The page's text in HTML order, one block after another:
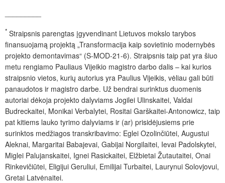
* Straipsnis parengtas įgyvendinant Lietuvos mokslo tarybos
finansuojamą projektą „Transformacija kaip sovietinio modernybės
projekto demontavimas“ (S-MOD-21-6). Straipsnis taip pat yra šiuo
metu rengiamo Pauliaus Vijeikio magistro darbo dalis – kai kurios
straipsnio vietos, kurių autorius yra Paulius Vijeikis, vėliau gali būti
panaudotos ir magistro darbe. Už bendrai surinktus duomenis
autoriai dėkoja projekto dalyviams Jogilei Ulinskaitei, Valdai
Budreckaitei, Monikai Verbalytei, Rositai Garškaitei-Antonowicz, taip
pat kitiems lauko tyrimo dalyviams ir (ar) prisidėjusiems prie
surinktos medžiagos transkribavimo: Eglei Ozolinčiūtei, Augustui
Aleknai, Margaritai Babajevai, Gabijai Norgilaitei, Ievai Padolskytei,
Miglei Palujanskaitei, Ignei Rasickaitei, Elžbietai Žutautaitei, Onai
Rinkevičiūtei, Eligijui Geruliui, Emilijai Turbaitei, Laurynui Solovjovui,
Gretai Latvėnaitei.